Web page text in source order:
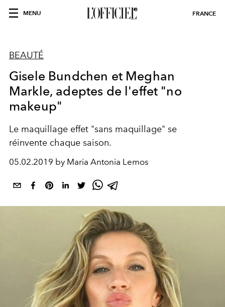
MENU FRANCE
BEAUTÉ
Gisele Bundchen et Meghan
Markle, adeptes de l'effet "no
makeup"
Le maquillage effet "sans maquillage" se
réinvente chaque saison.
05.02.2019 by Maria Antonia Lemos